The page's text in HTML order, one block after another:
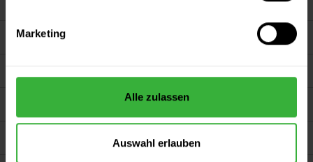
Marketing
Alle zulassen
Auswahl erlauben
Service
Unsere Zahlungsarten